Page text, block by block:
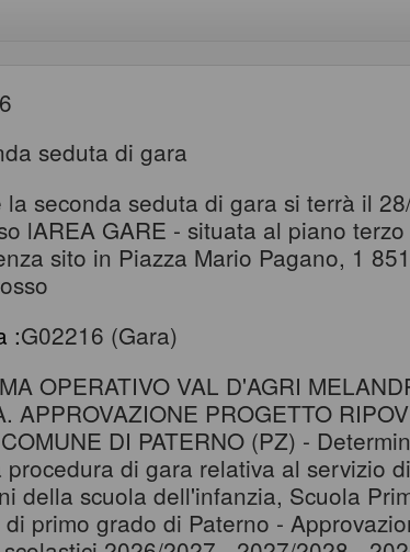
seduta di gara
la seconda seduta di gara si terrà il
lAREA GARE - situata al piano
sito in Piazza Mario Pagano, 1
:G02216 (Gara)
OPERATIVO VAL D'AGRI
APPROVAZIONE PROGETTO
DI PATERNO (PZ) -
procedura di gara relativa al servizio
della scuola dell'infanzia, Scuola
primo grado di Paterno -